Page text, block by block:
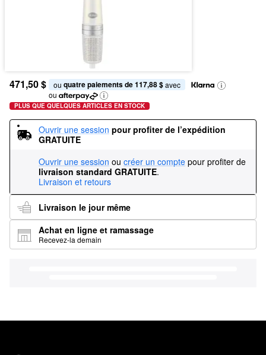
471,50 $ ou quatre paiements de 117,88 $ avec
ou
PLUS QUE QUELQUES ARTICLES EN STOCK
Ouvrir une session pour profiter de l’expédition
GRATUITE
Ouvrir une session ou créer un compte pour profiter de
livraison standard GRATUITE.
Livraison et retours
Livraison le jour même
Achat en ligne et ramassage
Recevez-la demain